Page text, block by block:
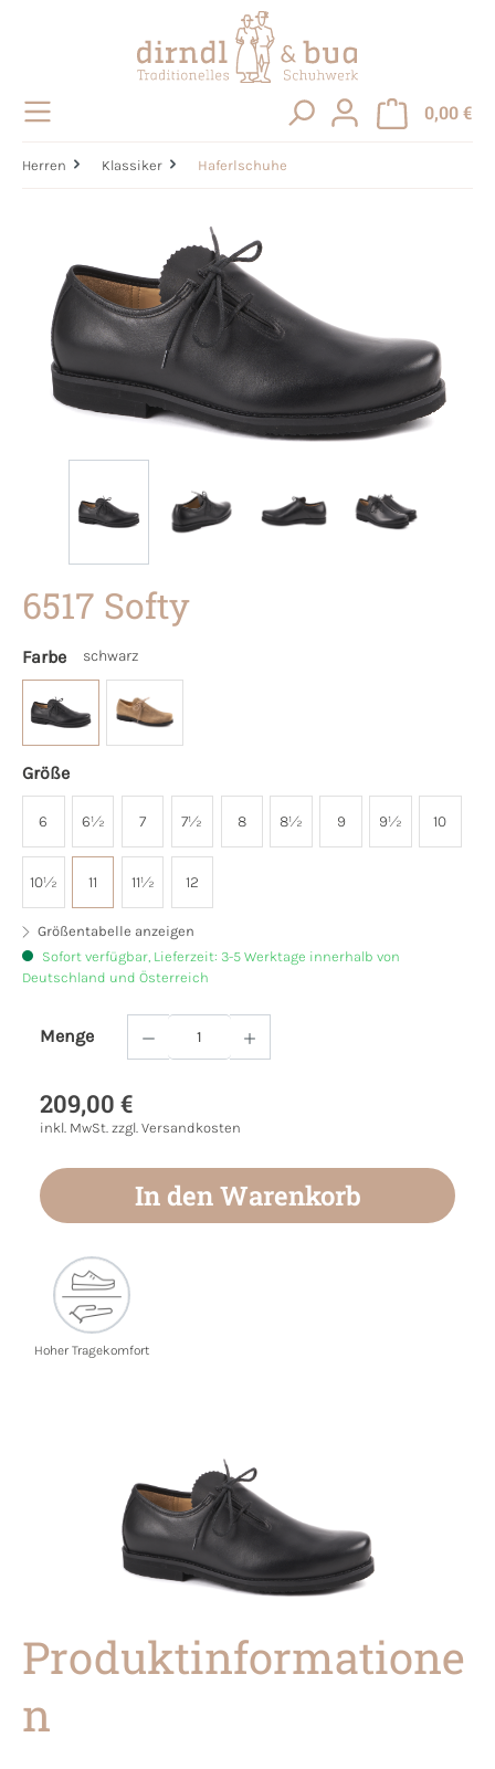
0,00 €
Herren Klassiker Haferlschuhe
Bildergalerie überspringen
6517 Softy
Farbe schwarz
Größe
6 6½ 7 7½ 8 8½ 9 9½ 10
10½ 11 11½ 12
Größentabelle anzeigen
Sofort verfügbar, Lieferzeit: 3-5 Werktage innerhalb von
Deutschland und Österreich
Menge
Produkt Anzahl: Gib den gewünschten
209,00 €
inkl. MwSt. zzgl. Versandkosten
In den Warenkorb
Hoher Tragekomfort
Produktinformatione
n